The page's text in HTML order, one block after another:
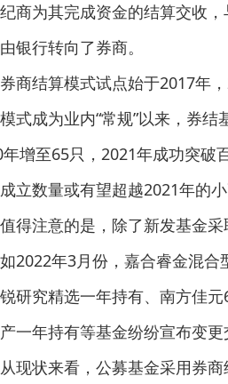
商为其完成资金的结算交收
银行转向了券商。
券商结算模式试点始于2017年
式成为业内“常规”以来，券
增至65只，2021年成功突破
立数量或有望超越2021年的小
值得注意的是，除了新发基金
2022年3月份，嘉合睿金混
研究精选一年持有、南方佳
一年持有等基金纷纷宣布变更
从现状来看，公募基金采用券